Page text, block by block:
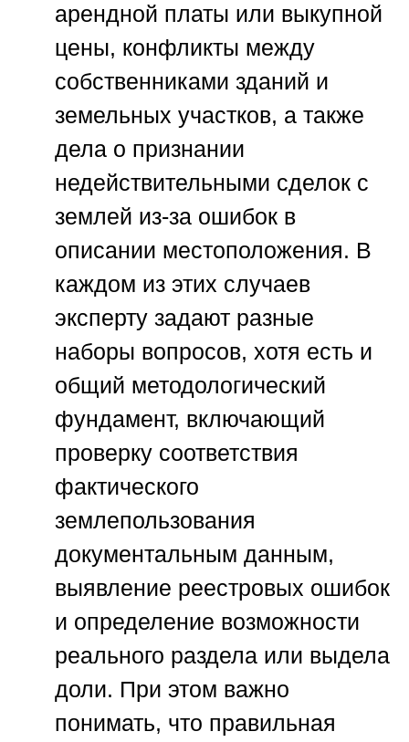
арендной платы или выкупной
цены, конфликты между
собственниками зданий и
земельных участков, а также
дела о признании
недействительными сделок с
землей из-за ошибок в
описании местоположения. В
каждом из этих случаев
эксперту задают разные
наборы вопросов, хотя есть и
общий методологический
фундамент, включающий
проверку соответствия
фактического
землепользования
документальным данным,
выявление реестровых ошибок
и определение возможности
реального раздела или выдела
доли. При этом важно
понимать, что правильная